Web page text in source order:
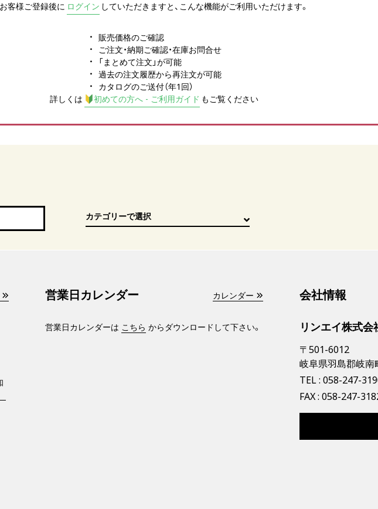
お客様ご登録後に ログイン していただきますと、こんな機能がご利用いただけます。
販売価格のご確認
ご注文・納期ご確認・在庫お問合せ
「まとめて注文」が可能
過去の注文履歴から再注文が可能
カタログのご送付（年1回）
詳しくは
初めての方へ - ご利用ガイド もご覧ください
営業日カレンダー カレンダー
営業日カレンダーは こちら からダウンロードして下さい。
会社情報
リンエイ株式会
〒501-6012
岐阜県羽島郡岐
TEL : 058-247-
FAX : 058-247-